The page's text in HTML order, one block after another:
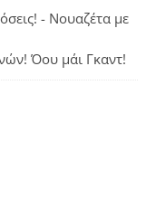
- Νουαζέτα με
Όου μάι Γκαντ!